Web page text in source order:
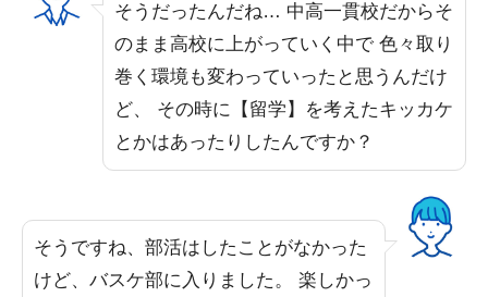
そうだったんだね… 中高一貫校だからそ
のまま高校に上がっていく中で 色々取り
巻く環境も変わっていったと思うんだけ
ど、 その時に【留学】を考えたキッカケ
とかはあったりしたんですか？
そうですね、部活はしたことがなかった
けど、バスケ部に入りました。 楽しかっ